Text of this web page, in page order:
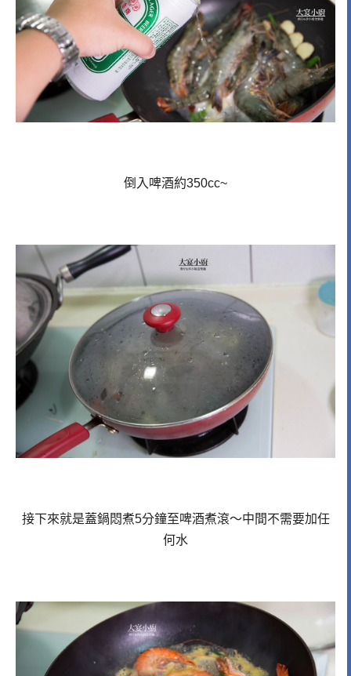
倒入啤酒約350cc~
接下來就是蓋鍋悶煮5分鐘至啤酒煮滾～中間不需要加任
何水